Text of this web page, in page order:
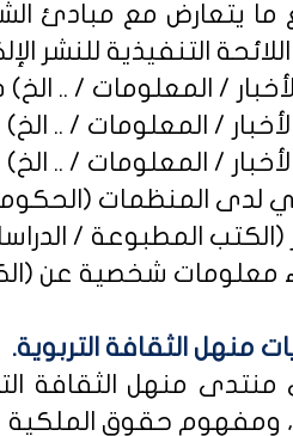
ما يتعارض مع مبادئ
التنفيذية للنشر
منهل الثقافة التربوية.
منتدى منهل الثقافة
ومفهوم حقوق